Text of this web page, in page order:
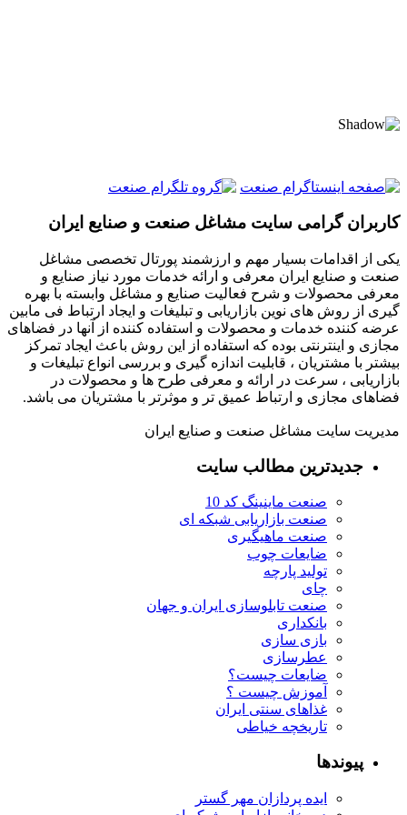
کاربران گرامی سایت مشاغل صنعت و صنایع ایران
یکی از اقدامات بسیار مهم و ارزشمند پورتال تخصصی مشاغل
صنعت و صنایع ایران معرفی و ارائه خدمات مورد نیاز صنایع و
معرفی محصولات و شرح فعالیت صنایع و مشاغل وابسته با بهره
گیری از روش های نوین بازاریابی و تبلیغات و ایجاد ارتباط فی مابین
عرضه کننده خدمات و محصولات و استفاده کننده از آنها در فضاهای
مجازی و اینترنتی بوده که استفاده از این روش باعث ایجاد تمرکز
بیشتر با مشتریان ، قابلیت اندازه گیری و بررسی انواع تبلیغات و
بازاریابی ، سرعت در ارائه و معرفی طرح ها و محصولات در
فضاهای مجازی و ارتباط عمیق تر و موثرتر با مشتریان می باشد.
مدیریت سایت مشاغل صنعت و صنایع ایران
جدیدترین مطالب سایت
صنعت ماینینگ کد 10
صنعت بازاریابی شبکه ای
صنعت ماهیگیری
ضایعات چوب
تولید پارچه
چای
صنعت تابلوسازی ایران و جهان
بانکداری
بازی سازی
عطرسازی
ضایعات چیست؟
آموزش چیست ؟
غذاهای سنتی ایران
تاریخچه خیاطی
پیوندها
ایده پردازان مهر گستر